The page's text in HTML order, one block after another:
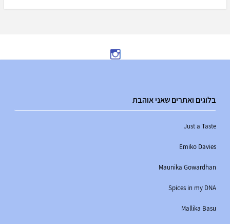
בלוגים ואתרים שאני אוהבת
Just a Taste
Emiko Davies
Maunika Gowardhan
Spices in my DNA
Mallika Basu